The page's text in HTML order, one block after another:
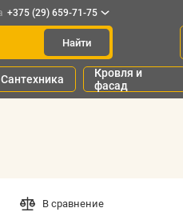
+375 (29) 659-71-75
Найти
Сантехника
Кровля и
фасад
В сравнение